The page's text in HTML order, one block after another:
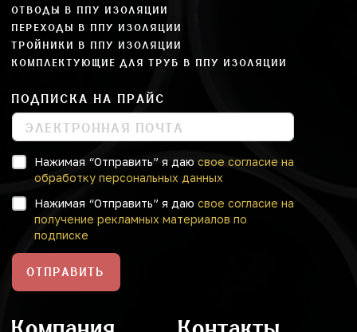
ОТВОДЫ В ППУ ИЗОЛЯЦИИ
ПЕРЕХОДЫ В ППУ ИЗОЛЯЦИИ
ТРОЙНИКИ В ППУ ИЗОЛЯЦИИ
КОМПЛЕКТУЮЩИЕ ДЛЯ ТРУБ В ППУ ИЗОЛЯЦИИ
ПОДПИСКА НА ПРАЙС
Нажимая “Отправить” я даю свое согласие на
обработку персональных данных
Нажимая “Отправить” я даю свое согласие на
получение рекламных материалов по
подписке
ОТПРАВИТЬ